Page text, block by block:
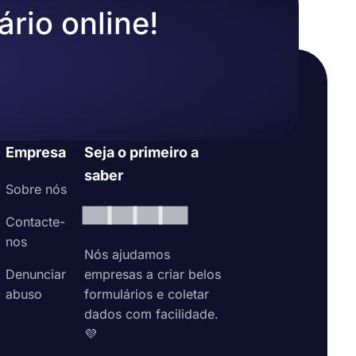
criar
e
como
de
online!
Empresa
Sobre nós
Contacte-
nos
Denunciar
abuso
Seja o primeiro a
saber
Nós ajudamos
empresas a criar belos
formulários e coletar
dados com facilidade.
💜